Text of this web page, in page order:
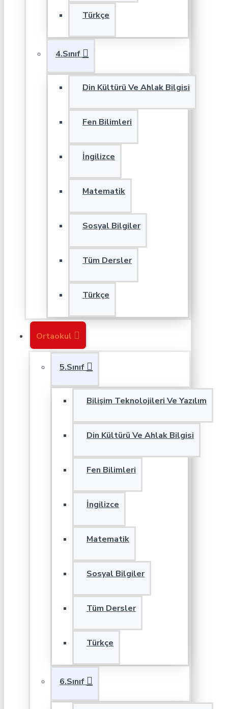
Türkçe
4.Sınıf
Din Kültürü Ve Ahlak Bilgisi
Fen Bilimleri
İngilizce
Matematik
Sosyal Bilgiler
Tüm Dersler
Türkçe
Ortaokul
5.Sınıf
Bilişim Teknolojileri Ve Yazılım
Din Kültürü Ve Ahlak Bilgisi
Fen Bilimleri
İngilizce
Matematik
Sosyal Bilgiler
Tüm Dersler
Türkçe
6.Sınıf